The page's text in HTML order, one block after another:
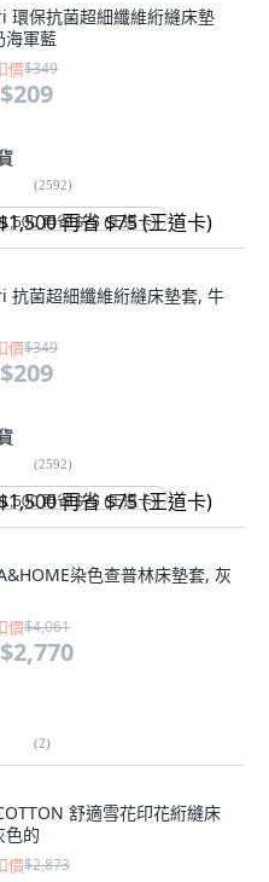
環保抗菌超細纖維絎縫床墊
海軍藍
價$349
$209
(2592)
再省 $75 (王道卡)
抗菌超細纖維絎縫床墊套, 牛
價$349
$209
(2592)
再省 $75 (王道卡)
染色查普林床墊套, 灰
價$4,061
$2,770
(2)
舒適雪花印花絎縫床
色的
價$2,873